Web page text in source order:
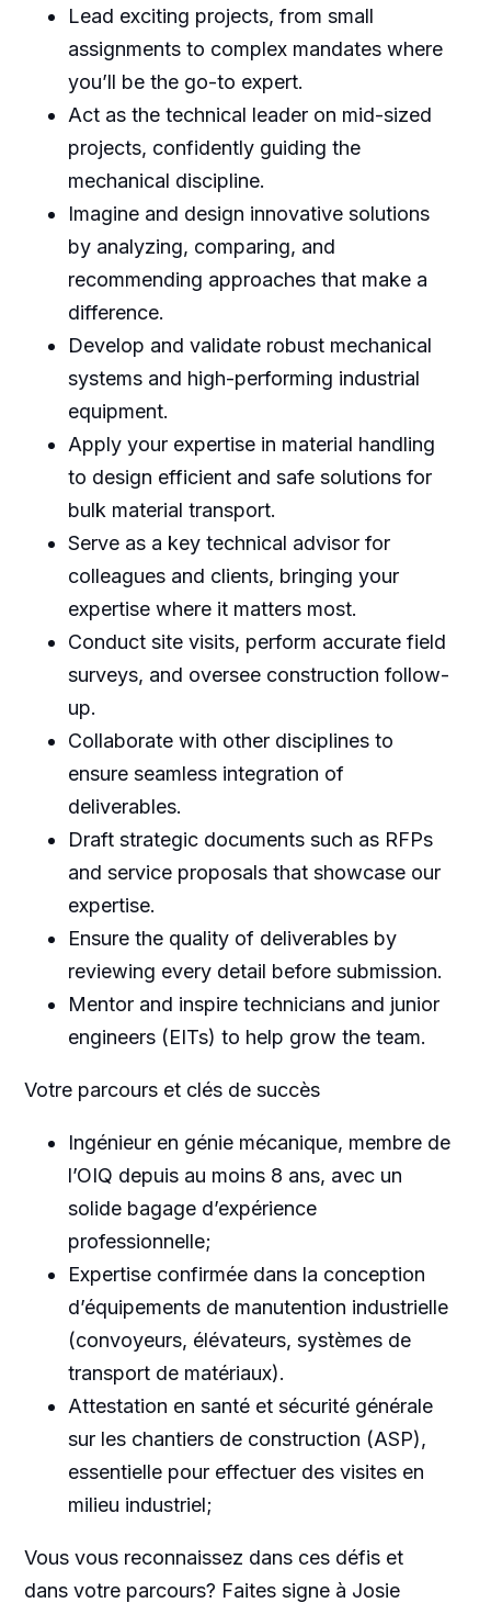
Lead exciting projects, from small
assignments to complex mandates where
you’ll be the go-to expert.
Act as the technical leader on mid-sized
projects, confidently guiding the
mechanical discipline.
Imagine and design innovative solutions
by analyzing, comparing, and
recommending approaches that make a
difference.
Develop and validate robust mechanical
systems and high-performing industrial
equipment.
Apply your expertise in material handling
to design efficient and safe solutions for
bulk material transport.
Serve as a key technical advisor for
colleagues and clients, bringing your
expertise where it matters most.
Conduct site visits, perform accurate field
surveys, and oversee construction follow-
up.
Collaborate with other disciplines to
ensure seamless integration of
deliverables.
Draft strategic documents such as RFPs
and service proposals that showcase our
expertise.
Ensure the quality of deliverables by
reviewing every detail before submission.
Mentor and inspire technicians and junior
engineers (EITs) to help grow the team.
Votre parcours et clés de succès
Ingénieur en génie mécanique, membre de
l’OIQ depuis au moins 8 ans, avec un
solide bagage d’expérience
professionnelle;
Expertise confirmée dans la conception
d’équipements de manutention industrielle
(convoyeurs, élévateurs, systèmes de
transport de matériaux).
Attestation en santé et sécurité générale
sur les chantiers de construction (ASP),
essentielle pour effectuer des visites en
milieu industriel;
Vous vous reconnaissez dans ces défis et
dans votre parcours? Faites signe à Josie